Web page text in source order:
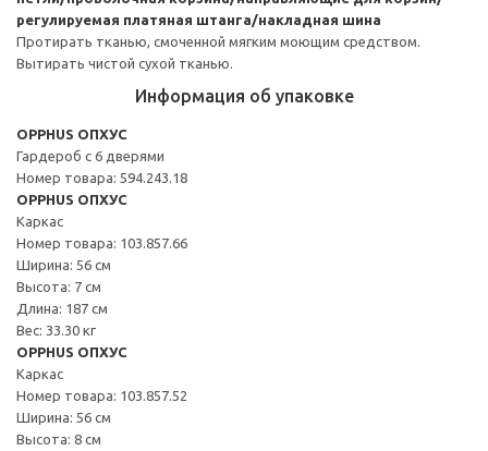
регулируемая платяная штанга/накладная шина
Протирать тканью, смоченной мягким моющим средством.
Вытирать чистой сухой тканью.
Информация об упаковке
OPPHUS ОПХУС
Гардероб с 6 дверями
Номер товара: 594.243.18
OPPHUS ОПХУС
Каркас
Номер товара: 103.857.66
Ширина: 56 см
Высота: 7 см
Длина: 187 см
Вес: 33.30 кг
OPPHUS ОПХУС
Каркас
Номер товара: 103.857.52
Ширина: 56 см
Высота: 8 см